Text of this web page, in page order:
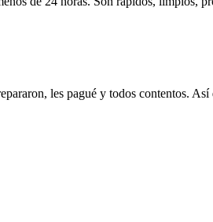
les pagué y todos contentos. Así